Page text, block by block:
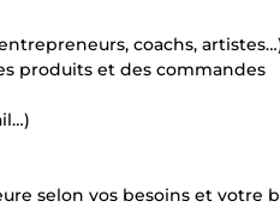
coachs,
produits et des commandes
selon vos besoins et votre